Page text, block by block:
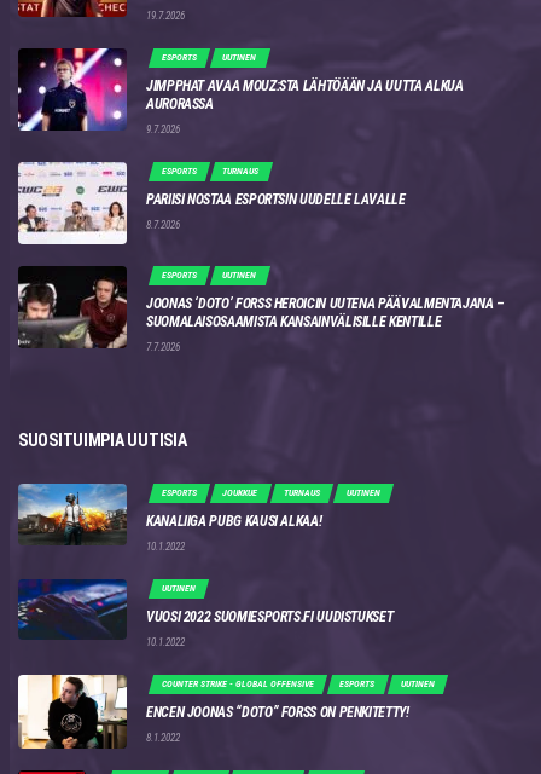
19.7.2026
ESPORTS UUTINEN
JIMPPHAT AVAA MOUZ:STA LÄHTÖÄÄN JA UUTTA ALKUA
AURORASSA
9.7.2026
ESPORTS TURNAUS
PARIISI NOSTAA ESPORTSIN UUDELLE LAVALLE
8.7.2026
ESPORTS UUTINEN
JOONAS ‘DOTO’ FORSS HEROICIN UUTENA PÄÄVALMENTAJANA –
SUOMALAISOSAAMISTA KANSAINVÄLISILLE KENTILLE
7.7.2026
SUOSITUIMPIA UUTISIA
ESPORTS JOUKKUE TURNAUS UUTINEN
KANALIIGA PUBG KAUSI ALKAA!
10.1.2022
UUTINEN
VUOSI 2022 SUOMIESPORTS.FI UUDISTUKSET
10.1.2022
COUNTER STRIKE - GLOBAL OFFENSIVE ESPORTS UUTINEN
ENCEN JOONAS “DOTO” FORSS ON PENKITETTY!
8.1.2022